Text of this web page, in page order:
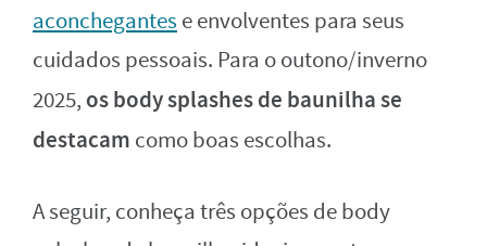
aconchegantes e envolventes para seus
cuidados pessoais. Para o outono/inverno
2025, os body splashes de baunilha se
destacam como boas escolhas.
A seguir, conheça três opções de body